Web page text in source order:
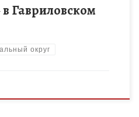
Гавриловском
округ